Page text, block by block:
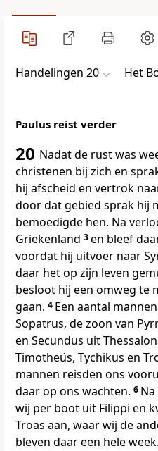
Handelingen 20 Het
Paulus reist verder
20 Nadat de rust was
christenen bij zich en
hij afscheid en vertrok
door dat gebied sprak hij
bemoedigde hen. Na
Griekenland 3en bleef
voordat hij uitvoer naar
daar het op zijn leven
besloot hij een omweg te
gaan. 4 Een aantal
Sopatrus, de zoon van
en Secundus uit
Timotheüs, Tychikus en
mannen reisden ons
daar op ons wachten. 6
wij per boot uit Filippi en
Troas aan, waar wij de
bleven daar een hele week.